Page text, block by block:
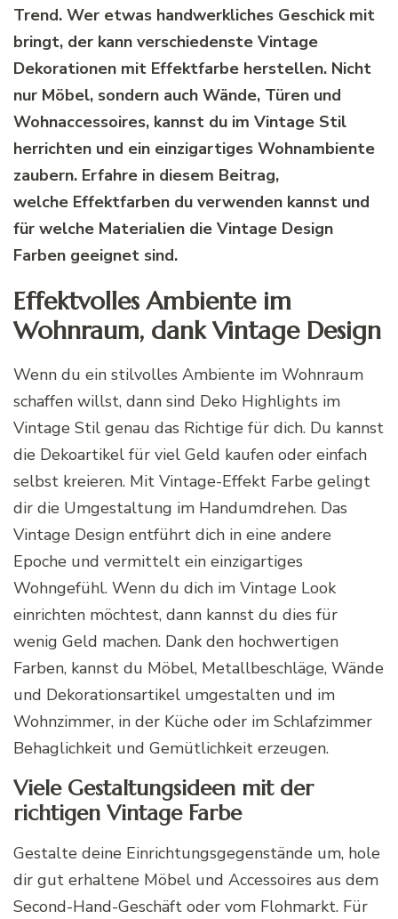
Trend. Wer etwas handwerkliches Geschick mit
bringt, der kann verschiedenste Vintage
Dekorationen mit Effektfarbe herstellen. Nicht
nur Möbel, sondern auch Wände, Türen und
Wohnaccessoires, kannst du im Vintage Stil
herrichten und ein einzigartiges Wohnambiente
zaubern. Erfahre in diesem Beitrag,
welche Effektfarben du verwenden kannst und
für welche Materialien die Vintage Design
Farben geeignet sind.
Effektvolles Ambiente im
Wohnraum, dank Vintage Design
Wenn du ein stilvolles Ambiente im Wohnraum
schaffen willst, dann sind Deko Highlights im
Vintage Stil genau das Richtige für dich. Du kannst
die Dekoartikel für viel Geld kaufen oder einfach
selbst kreieren. Mit Vintage-Effekt Farbe gelingt
dir die Umgestaltung im Handumdrehen. Das
Vintage Design entführt dich in eine andere
Epoche und vermittelt ein einzigartiges
Wohngefühl. Wenn du dich im Vintage Look
einrichten möchtest, dann kannst du dies für
wenig Geld machen. Dank den hochwertigen
Farben, kannst du Möbel, Metallbeschläge, Wände
und Dekorationsartikel umgestalten und im
Wohnzimmer, in der Küche oder im Schlafzimmer
Behaglichkeit und Gemütlichkeit erzeugen.
Viele Gestaltungsideen mit der
richtigen Vintage Farbe
Gestalte deine Einrichtungsgegenstände um, hole
dir gut erhaltene Möbel und Accessoires aus dem
Second-Hand-Geschäft oder vom Flohmarkt. Für